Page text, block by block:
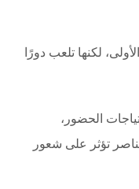
لكنها تلعب دورًا
الحضور،
تؤثر على شعور